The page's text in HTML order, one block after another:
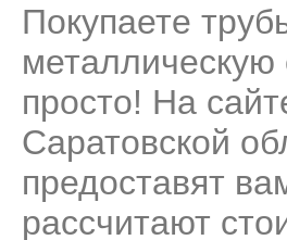
Покупаете
металлическую
просто! На
Саратовской
предоставят
рассчитают